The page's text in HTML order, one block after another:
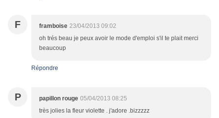
F framboise 23/04/2013 09:02
oh trés beau je peux avoir le mode d'emploi s'il te plait merci
beaucoup
Répondre
P papillon rouge 05/04/2013 08:25
très jolies la fleur violette . j'adore .bizzzzz